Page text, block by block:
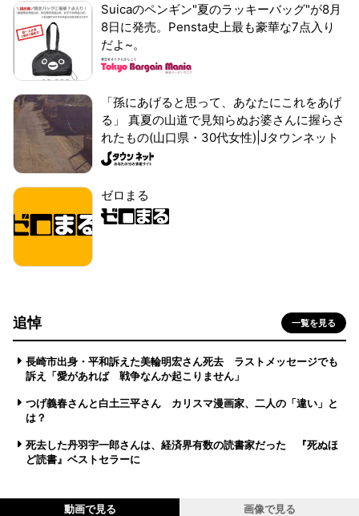
Suicaのペンギン"夏のラッキーバッグ"が8月
8日に発売。Pensta史上最も豪華な7点入り
だよ~。
「孫にあげると思って、あなたにこれをあげ
る」 真夏の山道で見知らぬお婆さんに握らさ
れたもの(山口県・30代女性)|Jタウンネット
ゼロまる
追悼 一覧を見る
長崎市出身・平和訴えた美輪明宏さん死去 ラストメッセージでも
訴え「愛があれば 戦争なんか起こりません」
つげ義春さんと白土三平さん カリスマ漫画家、二人の「違い」と
は？
死去した丹羽宇一郎さんは、経済界有数の読書家だった 『死ぬほ
ど読書』ベストセラーに
動画で見る 画像で見る